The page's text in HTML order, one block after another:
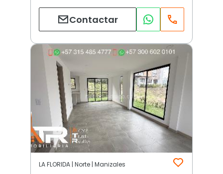
Contactar
LA FLORIDA | Norte | Manizales